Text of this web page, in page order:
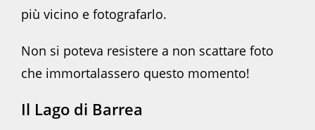
più vicino e fotografarlo.
Non si poteva resistere a non scattare foto
che immortalassero questo momento!
Il Lago di Barrea